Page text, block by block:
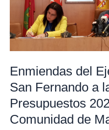
Enmiendas del
San Fernando a
Presupuestos
Comunidad de
Ley
de
Presupuestos
2024
de
la
Comunidad
de